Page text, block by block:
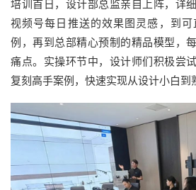
培训首日，设计部总监亲自上阵，详
视频号每日推送的效果图灵感，到
例，再到总部精心预制的精品模型，
痛点。实操环节中，设计师们积极尝
复刻高手案例，快速实现从设计小白到